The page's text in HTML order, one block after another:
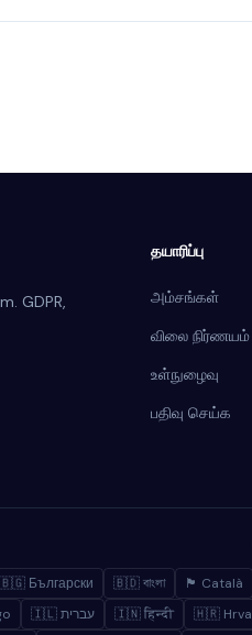
GDPR,
தயாரிப்பு
அம்சங்கள்
விலை நிர்ணயம்
உள்நுழைவு
பதிவு செய்க
🇧🇬 Български 🇧🇩 বাংলা 🏴 Català
🇮🇱 עברית 🇮🇳 हिन्दी 🇭🇷